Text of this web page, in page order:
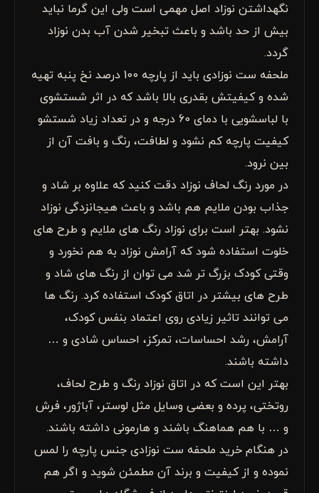
نگهداشتن نوزاد اصل مهمی است ولی این گرما نباید
بیش از حد باشد و باعث تبخیر شدن آب بدن نوزاد
گردد.
ملحفه ست نوزادی باید از پارچه 100 درصد نخ پنبه تهیه
شده و کیفیتش بقدری بالا باشد که در اثر شستشوی
با لباسشویی با دمای 60 درجه و در تعداد زیاد شستشو
کیفیت پارچه کم نشود و لطافت، رنگ و بافت آن از
بین نرود.
در مورد رنگ لحاف نوزاد دقت کنید که علاوه بر شاد و
جذاب بودن ملایم هم باشد و باعث هیجانزدگی نوزاد
نشود. بهتر است برای نوزاد رنگ های ملایم و طرح های
خلوت استفاده شود که آرامش نوزاد به هم نخورد و
وقتی کودک بزرگ تر شد می توان از رنگ های شاد و
طرح های بیشتر در اتاق کودک استفاده کرد. رنگ ها
می توانند تاثیر زیادی روی اعتماد بنفس کودک،
آرامش، رشد احساسات، تمرکز، احساس شادی و …
داشته باشند.
بهتر این است که در اتاق نوزاد رنگ و طرح لحاف،
روتختی، پرده و بعضی وسایل مثل لوستر، آباژور، فرش
و … با هم هماهنگ باشند و هارمونی داشته باشند.
در هنگام خرید ملحفه ست نوزادی جنس پارچه را لمس
نموده و از کیفیت و برند آن مطمئن شوید و اگر هم